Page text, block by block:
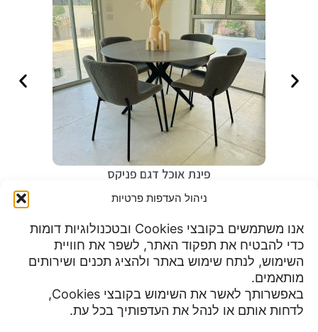
ניהול העדפות פרטיות
אנו משתמשים בקובצי Cookies ובטכנולוגיות דומות
כדי להבטיח את תפקוד האתר, לשפר את חוויית
השימוש, לנתח שימוש באתר ולהציג תכנים ושירותים
מותאמים.
באפשרותך לאשר את השימוש בקובצי Cookies,
לדחות אותם או לנהל את העדפותיך בכל עת.
פינת אוכל דגם פניקס
מדיניות פרטיות
תנאי שימוש
הצהרת נגישות
צור קשר
שעות פעילות:
יום שישי 8:30 עד 15:00
מוצ"ש עד חצות